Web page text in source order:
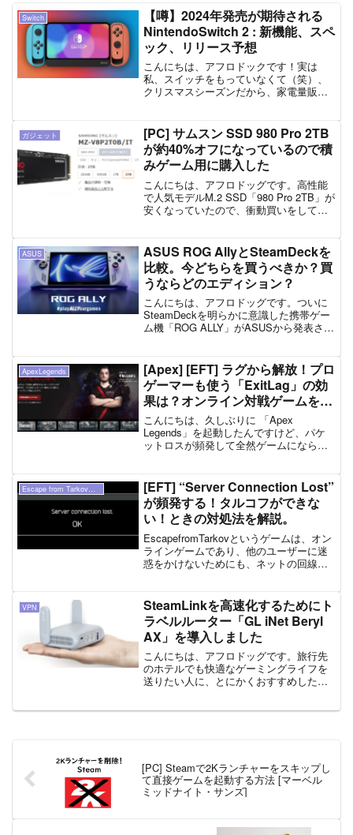
Switch
【噂】2024年発売が期待される
NintendoSwitch 2 : 新機能、スペ
ック、リリース予想
こんにちは、アフロドックです！実は
私、スイッチをもっていなくて（笑）、
クリスマスシーズンだから、家電量販店
んじゃないの？って思ったから、色々調
べてみたたら、ニンテンドー...
ガジェット
[PC] サムスン SSD 980 Pro 2TB
が約40%オフになっているので積
みゲーム用に購入した
こんにちは、アフロドッグです。高性能
で人気モデルM.2 SSD「980 Pro 2TB」が
安くなっていたので、衝動買いをしてし
23,980円で売られています。（202...
ASUS
ASUS ROG AllyとSteamDeckを
比較。今どちらを買うべきか？買
うならどのエディション？
こんにちは、アフロドッグです。ついに
SteamDeckを明らかに意識した携帯ゲー
ム機「ROG ALLY」がASUSから発表され
ほぼ最速で発売されることになりまし
た。見た...
ApexLegends
[Apex] [EFT] ラグから解放！プロ
ゲーマーも使う「ExitLag」の効
果は？オンライン対戦ゲームをし
ている方におすすめ。[PC限定]
こんにちは、久しぶりに 「Apex
Legends」を起動したんですけど、パケ
ットロスが頻発して全然ゲームにならな
起動しても、強制切断されてしまいま
す。つまり、ゲームサ...
Escape from Tarkov（ タルコフ ）
[EFT] “Server Connection Lost”
が頻発する！タルコフができな
い！ときの対処法を解説。
EscapefromTarkovというゲームは、オン
ラインゲームであり、他のユーザーに迷
惑をかけないためにも、ネットの回線状
示されるのが、“Server Connect...
VPN
SteamLinkを高速化するためにト
ラベルルーター「GL iNet Beryl
AX」を導入しました
こんにちは、アフロドッグです。旅行先
のホテルでも快適なゲーミングライフを
送りたい人に、とにかくおすすめしたい
[PC] Steamで2Kランチャーをスキップし
て直接ゲームを起動する方法 [マーベル
ミッドナイト・サンズ]